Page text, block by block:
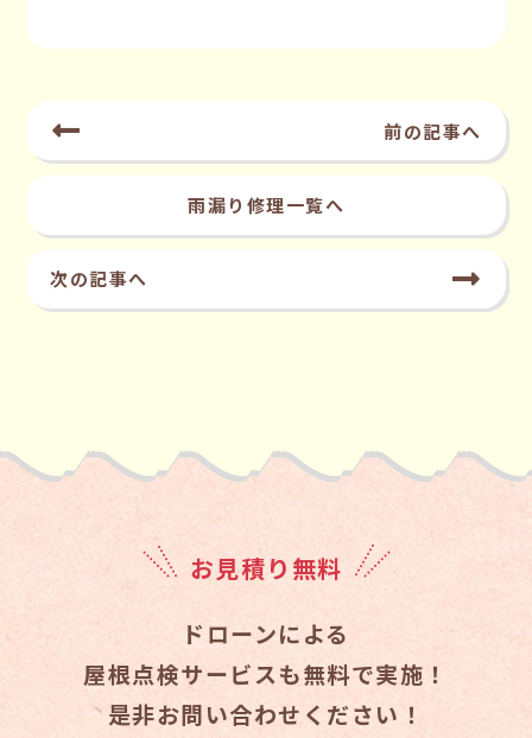
前の記事へ
雨漏り修理一覧へ
次の記事へ
お見積り無料
ドローンによる
屋根点検サービスも無料で実施！
是非お問い合わせください！